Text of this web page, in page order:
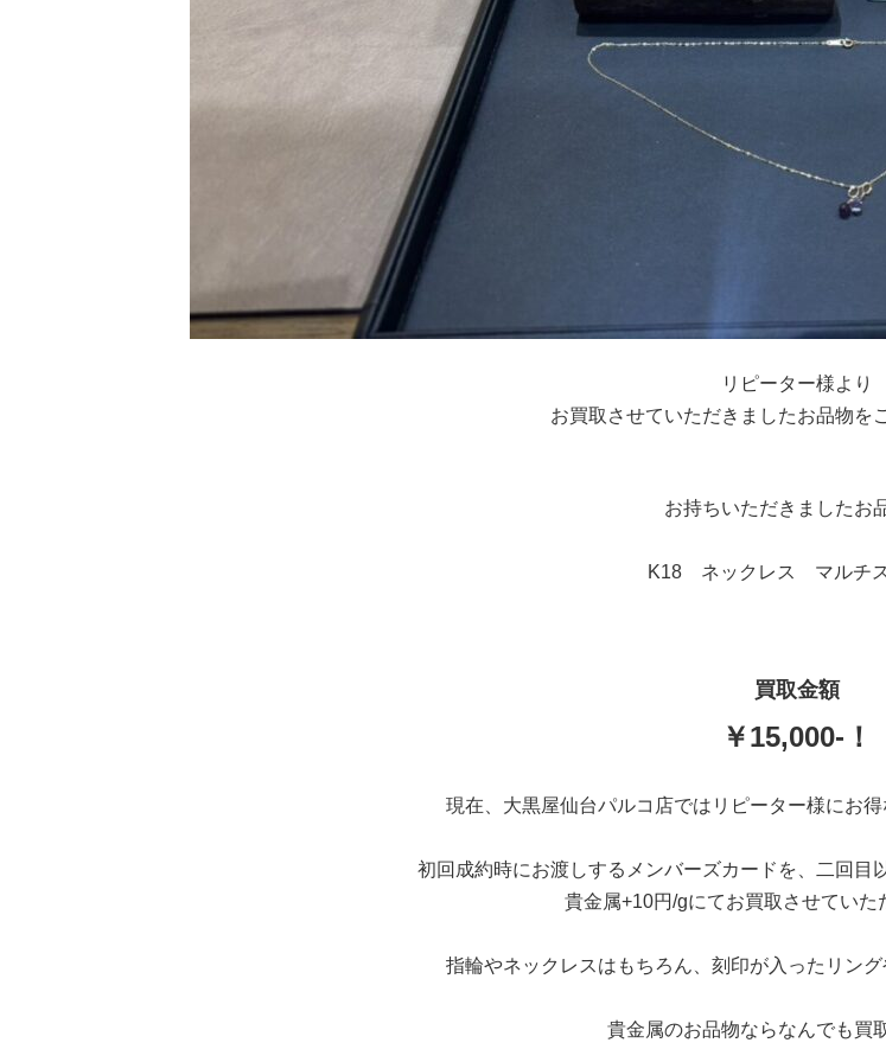
リピーター様より
お買取させていただきましたお品物を
お持ちいただきましたお
K18 ネックレス マルチ
買取金額
￥15,000-！
現在、大黒屋仙台パルコ店ではリピーター様にお
初回成約時にお渡しするメンバーズカードを、二回目
貴金属+10円/gにてお買取させていた
指輪やネックレスはもちろん、刻印が入ったリン
貴金属のお品物ならなんでも買